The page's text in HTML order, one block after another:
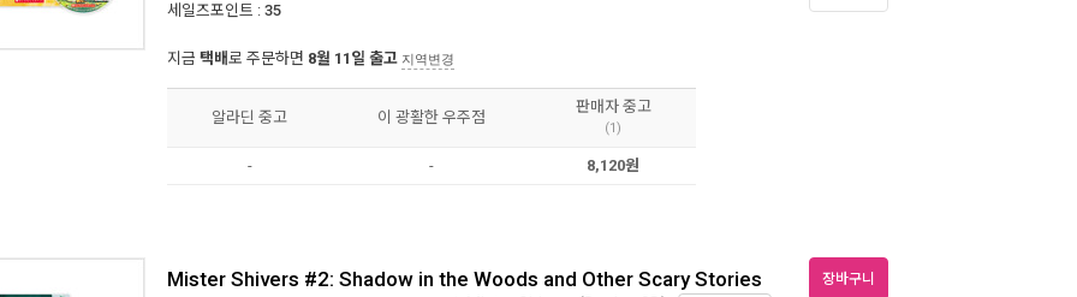
세일즈포인트 : 35
지금 택배로 주문하면 8월 11일 출고 지역변경
알라딘 중고 이 광활한 우주점
판매자 중고
(1)
- - 8,120원
Mister Shivers #2: Shadow in the Woods and Other Scary Stories 장바구니